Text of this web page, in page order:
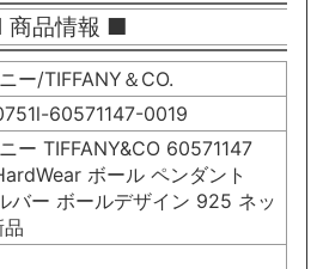
品情報 ■
ー/TIFFANY＆CO.
60571147-0019
ー TIFFANY&CO 60571147
ボール ペンダント
バー ボールデザイン 925 ネッ
品